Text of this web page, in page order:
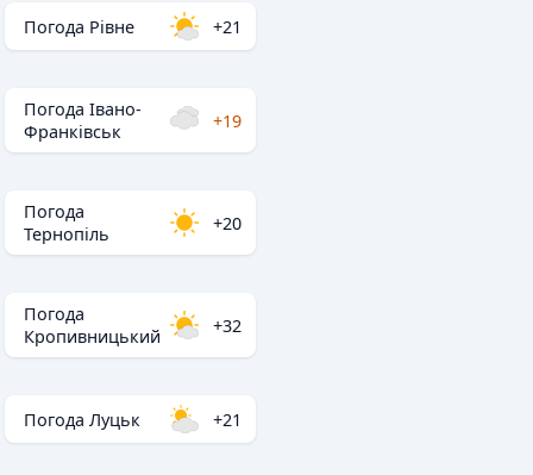
Погода Рівне +21
Погода Івано-
Франківськ
+19
Погода
Тернопіль
+20
Погода
Кропивницький
+32
Погода Луцьк +21